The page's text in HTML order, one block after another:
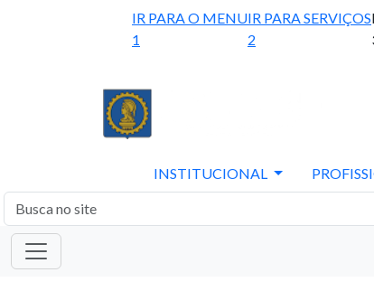
IR PARA O MENU
1
IR PARA SERVIÇOS
2
INSTITUCIONAL